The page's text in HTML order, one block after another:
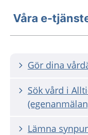
Våra e-
Gör dina
Sök vård i
Lämna